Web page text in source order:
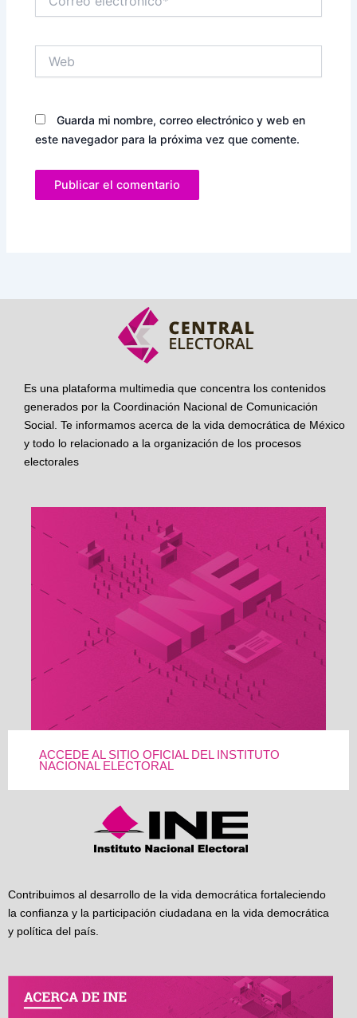
electrónico*
Guarda mi nombre, correo electrónico y web en
este navegador para la próxima vez que comente.
Es una plataforma multimedia que concentra los contenidos
generados por la Coordinación Nacional de Comunicación
Social. Te informamos acerca de la vida democrática de México
y todo lo relacionado a la organización de los procesos
electorales
ACCEDE AL SITIO OFICIAL DEL INSTITUTO
NACIONAL ELECTORAL
Contribuimos al desarrollo de la vida democrática fortaleciendo
la confianza y la participación ciudadana en la vida democrática
y política del país.